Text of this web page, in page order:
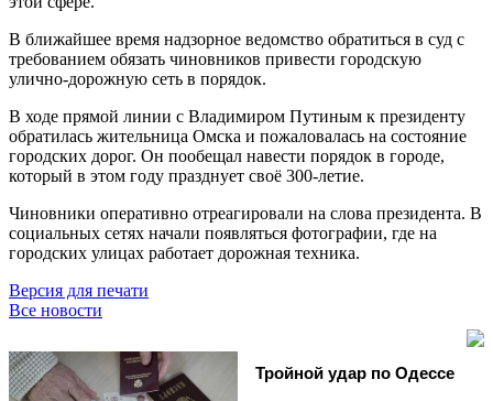
В ближайшее время надзорное ведомство обратиться в суд с
требованием обязать чиновников привести городскую
улично-дорожную сеть в порядок.
В ходе прямой линии с Владимиром Путиным к президенту
обратилась жительница Омска и пожаловалась на состояние
городских дорог. Он пообещал навести порядок в городе,
который в этом году празднует своё 300-летие.
Чиновники оперативно отреагировали на слова президента. В
социальных сетях начали появляться фотографии, где на
городских улицах работает дорожная техника.
Версия для печати
Все новости
Тройной удар по Одессe